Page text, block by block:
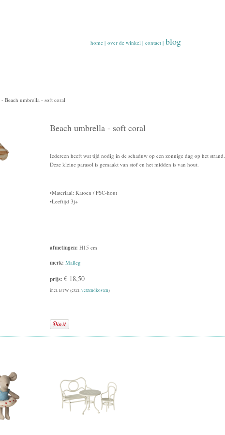
home | over de winkel | contact | blog
- Beach umbrella - soft coral
Beach umbrella - soft coral
Iedereen heeft wat tijd nodig in de schaduw op een zonnige dag op het strand.
Deze kleine parasol is gemaakt van stof en het midden is van hout.
•Materiaal: Katoen / FSC-hout
•Leeftijd 3j+
afmetingen: H15 cm
merk: Maileg
prijs: € 18,50
incl. BTW (excl.verzendkosten)